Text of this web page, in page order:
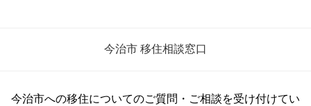
今治市 移住相談窓口
今治市への移住についてのご質問・ご相談を受け付けてい